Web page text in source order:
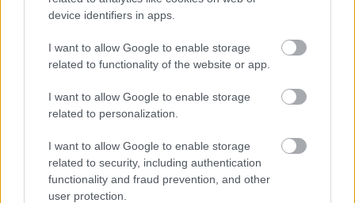
device identifiers in apps.
I want to allow Google to enable storage
related to functionality of the website or app.
I want to allow Google to enable storage
related to personalization.
I want to allow Google to enable storage
related to security, including authentication
functionality and fraud prevention, and other
user protection.
καρδιά που πλαισιώνει τη σκηνή. Υπάρχει μια
μπαχαρικό να προσφέρεται ως δώρο θρέψης και
προστασίας. Η κανέλα θεωρείται από καιρό
σύμβολο ζωντάνιας σε όλους τους πολιτισμούς,
σεβαστή όχι μόνο για τη χαρακτηριστική της
γεύση αλλά και για τις θεραπευτικές της ιδιότητες,
και η εικόνα αποτυπώνει αυτή την ουσία με
ποιητική σαφήνεια. Η λαμπερή καρδιά πίσω από
το ξυλάκι φαίνεται να πάλλεται με ήσυχη ενέργεια,
ενισχύοντας την ιδέα ότι η κανέλα υποστηρίζει